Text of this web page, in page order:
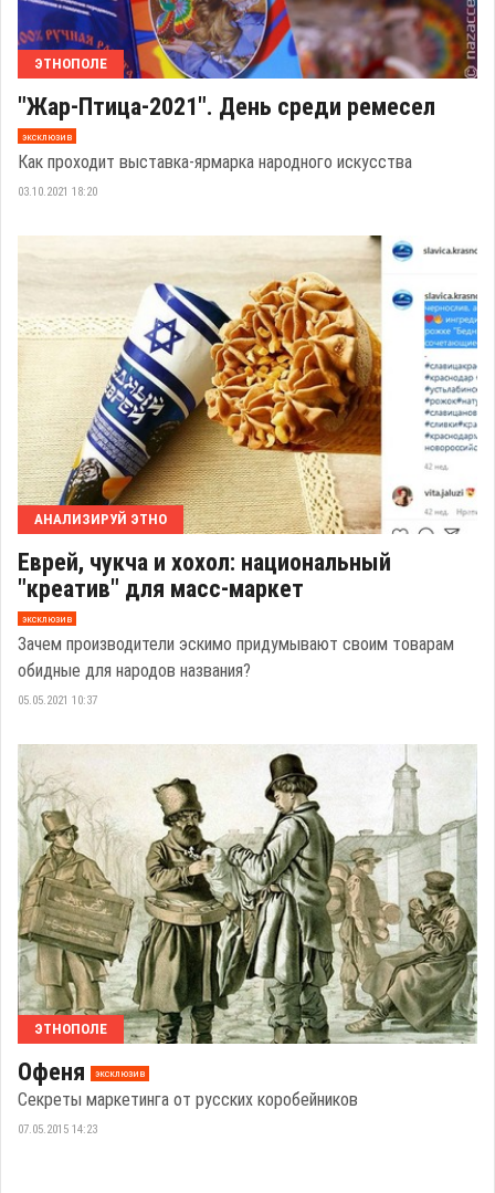
ЭТНОПОЛЕ
"Жар-Птица-2021". День среди ремесел
эксклюзив
Как проходит выставка-ярмарка народного искусства
03.10.2021 18:20
АНАЛИЗИРУЙ ЭТНО
Еврей, чукча и хохол: национальный
"креатив" для масс-маркет
эксклюзив
Зачем производители эскимо придумывают своим товарам
обидные для народов названия?
05.05.2021 10:37
ЭТНОПОЛЕ
Офеня эксклюзив
Секреты маркетинга от русских коробейников
07.05.2015 14:23